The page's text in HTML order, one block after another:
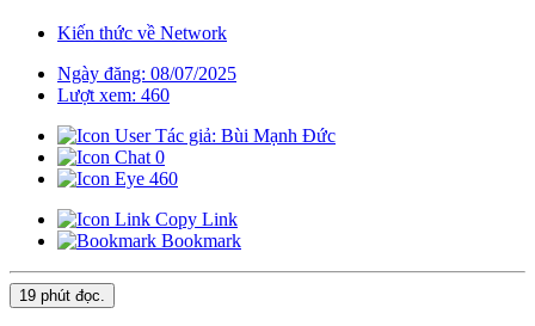
Kiến thức về Network
Ngày đăng: 08/07/2025
Lượt xem: 460
Tác giả: Bùi Mạnh Đức
0
460
Copy Link
Bookmark
19 phút đọc.